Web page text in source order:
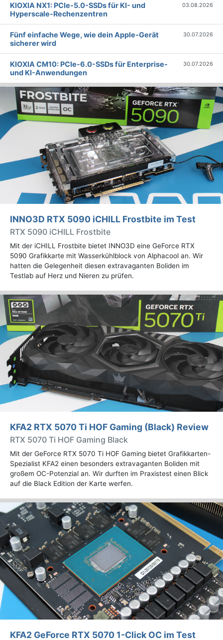
KIOXIA NX1: PCIe-5.0-SSDs für KI- und
Hyperscale-Rechenzentren
03.08.2026
Fünf einfache Wege, wie dein Apple-Gerät
sicherer wird
30.07.2026
KIOXIA CM10: PCIe-6.0-SSDs für Enterprise-
und KI-Anwendungen
30.07.2026
INNO3D RTX 5090 iCHILL Frostbite im Test
RTX 5090 iCHILL Frostbite
Mit der iCHILL Frostbite bietet INNO3D eine GeForce RTX
5090 Grafikkarte mit Wasserkühlblock von Alphacool an. Wir
hatten die Gelegenheit diesen extravaganten Boliden im
Testlab auf Herz und Nieren zu prüfen.
KFA2 RTX 5070 Ti HOF Gaming (Black) Review
RTX 5070 Ti HOF Gaming Black
Mit der GeForce RTX 5070 Ti HOF Gaming bietet Grafikkarten-
Spezialist KFA2 einen besonders extravaganten Boliden mit
großem OC-Potenzial an. Wir durften im Praxistest einen Blick
auf die Black Edition der Karte werfen.
KFA2 GeForce RTX 5070 1-Click OC im Test